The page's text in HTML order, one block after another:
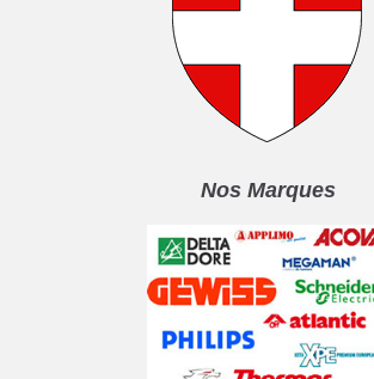
Nos Marques